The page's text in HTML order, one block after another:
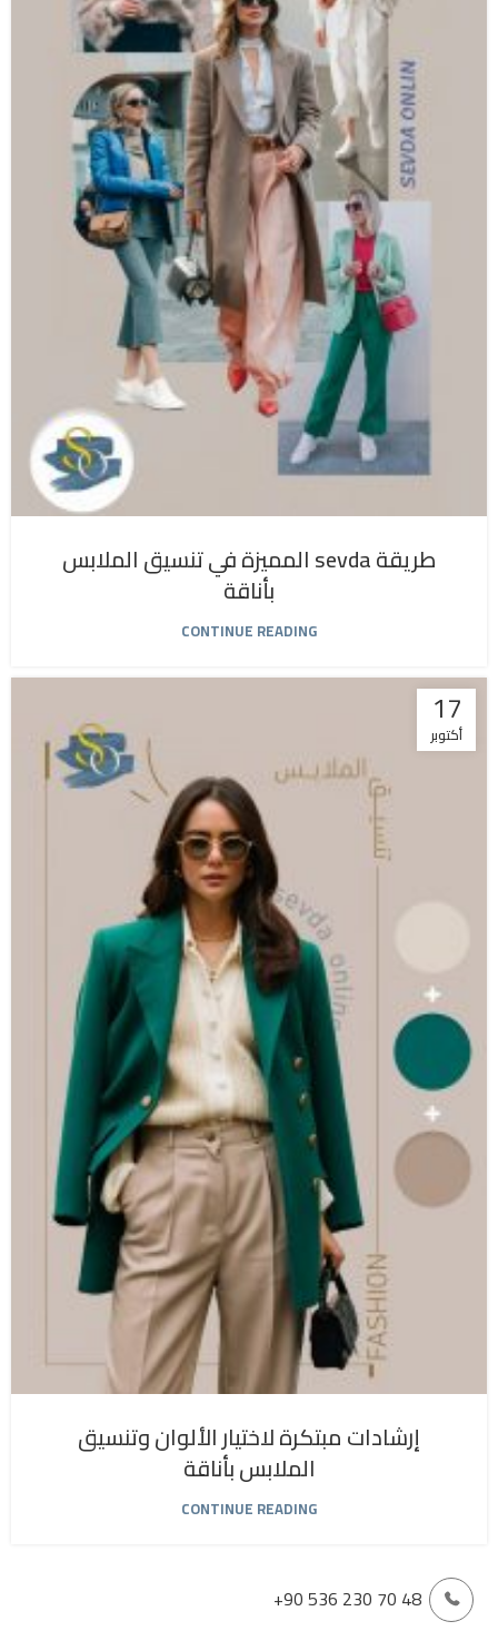
طريقة sevda المميزة في تنسيق الملابس
بأناقة
CONTINUE READING
17
أكتوبر
إرشادات مبتكرة لاختيار الألوان وتنسيق
الملابس بأناقة
CONTINUE READING
+90 536 230 70 48